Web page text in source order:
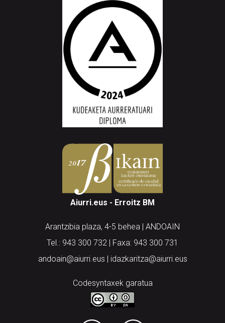
Aiurri.eus - Erroitz BM
Arantzibia plaza, 4-5 behea | ANDOAIN
Tel.: 943 300 732 | Faxa: 943 300 731
andoain@aiurri.eus | idazkaritza@aiurri.eus
Codesyntaxek garatua